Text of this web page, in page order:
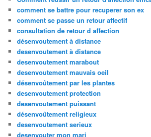
comment se battre pour recuperer son ex
comment se passe un retour affectif
consultation de retour d affection
désenvoutement à distance
desenvoutement à distance
desenvoutement marabout
desenvoutement mauvais oeil
désenvoûtement par les plantes
desenvoutement protection
desenvoutement puissant
désenvoûtement religieux
desenvoutement serieux
desenvouter mon mari